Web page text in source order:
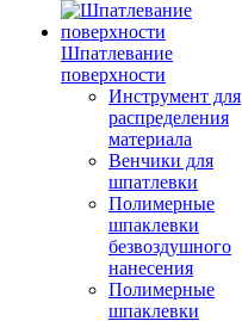
Шпатлевание
поверхности
Инструмент для
распределения
материала
Венчики для
шпатлевки
Полимерные
шпаклевки
безвоздушного
нанесения
Полимерные
шпаклевки